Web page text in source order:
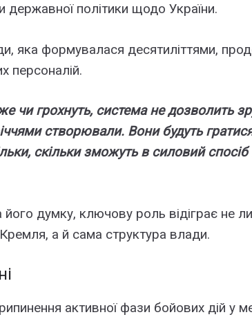
державної політики щодо України.
яка формувалася десятиліттями,
персоналій.
чи грохнуть, система не дозволить
створювали. Вони будуть
скільки зможуть в силовий спосіб
думку, ключову роль відіграє не
а й сама структура влади.
активної фази бойових дій у